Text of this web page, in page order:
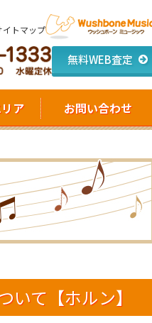
イトマップ
無料WEB査定
ア お問い合わせ
いて【ホルン】